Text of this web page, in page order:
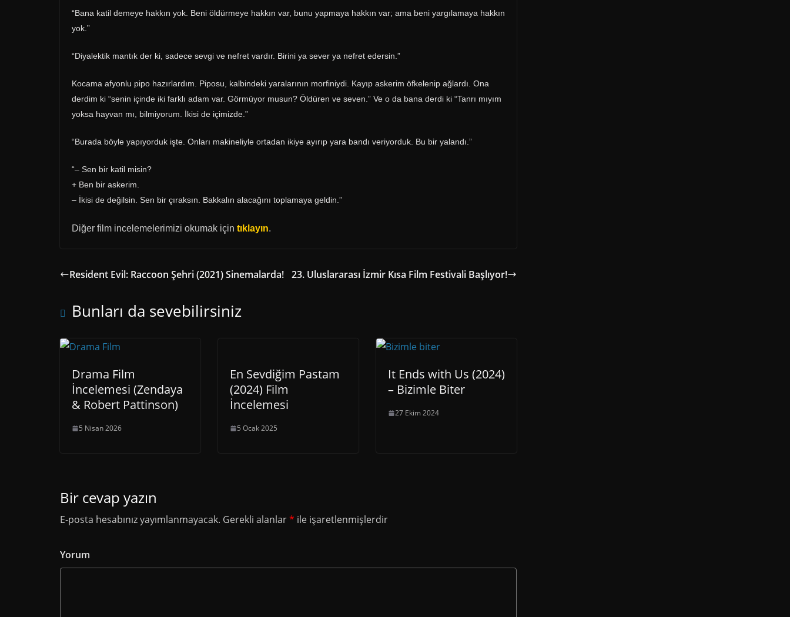
“Bana katil demeye hakkın yok. Beni öldürmeye hakkın var, bunu yapmaya hakkın var; ama beni yargılamaya hakkın
yok.”
“Diyalektik mantık der ki, sadece sevgi ve nefret vardır. Birini ya sever ya nefret edersin.”
Kocama afyonlu pipo hazırlardım. Piposu, kalbindeki yaralarının morfiniydi. Kayıp askerim öfkelenip ağlardı. Ona
derdim ki “senin içinde iki farklı adam var. Görmüyor musun? Öldüren ve seven.” Ve o da bana derdi ki “Tanrı mıyım
yoksa hayvan mı, bilmiyorum. İkisi de içimizde.”
“Burada böyle yapıyorduk işte. Onları makineliyle ortadan ikiye ayırıp yara bandı veriyorduk. Bu bir yalandı.”
“– Sen bir katil misin?
+ Ben bir askerim.
– İkisi de değilsin. Sen bir çıraksın. Bakkalın alacağını toplamaya geldin.”
Diğer film incelemelerimizi okumak için tıklayın.
Resident Evil: Raccoon Şehri (2021) Sinemalarda! 23. Uluslararası İzmir Kısa Film Festivali Başlıyor!
Bunları da sevebilirsiniz
Drama Film
İncelemesi (Zendaya
& Robert Pattinson)
5 Nisan 2026
En Sevdiğim Pastam
(2024) Film
İncelemesi
5 Ocak 2025
It Ends with Us (2024)
– Bizimle Biter
27 Ekim 2024
Bir cevap yazın
E-posta hesabınız yayımlanmayacak. Gerekli alanlar* ile işaretlenmişlerdir
Yorum